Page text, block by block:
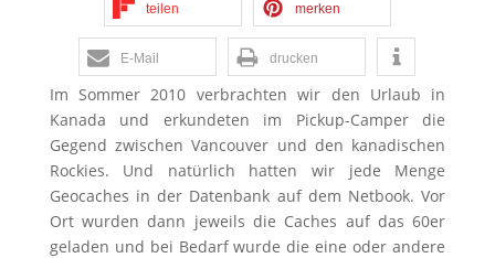
teilen merken
E-Mail drucken
Im Sommer 2010 verbrachten wir den Urlaub in
Kanada und erkundeten im Pickup-Camper die
Gegend zwischen Vancouver und den kanadischen
Rockies. Und natürlich hatten wir jede Menge
Geocaches in der Datenbank auf dem Netbook. Vor
Ort wurden dann jeweils die Caches auf das 60er
geladen und bei Bedarf wurde die eine oder andere